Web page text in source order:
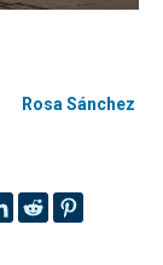
Rosa Sánchez